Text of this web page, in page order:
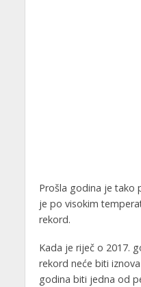
Prošla godina je tako
je po visokim
rekord.
Kada je riječ o 2017.
rekord neće biti
godina biti jedna od